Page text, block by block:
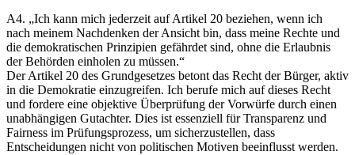
A4. „Ich kann mich jederzeit auf Artikel 20 beziehen, wenn ich
nach meinem Nachdenken der Ansicht bin, dass meine Rechte und
die demokratischen Prinzipien gefährdet sind, ohne die Erlaubnis
der Behörden einholen zu müssen.“
Der Artikel 20 des Grundgesetzes betont das Recht der Bürger, aktiv
in die Demokratie einzugreifen. Ich berufe mich auf dieses Recht
und fordere eine objektive Überprüfung der Vorwürfe durch einen
unabhängigen Gutachter. Dies ist essenziell für Transparenz und
Fairness im Prüfungsprozess, um sicherzustellen, dass
Entscheidungen nicht von politischen Motiven beeinflusst werden.